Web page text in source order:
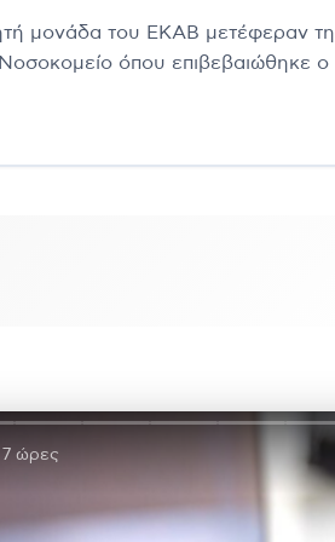
μονάδα του ΕΚΑΒ μετέφεραν τη
όπου επιβεβαιώθηκε ο
7 ώρες